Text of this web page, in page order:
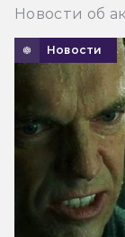
Новости об
Новости